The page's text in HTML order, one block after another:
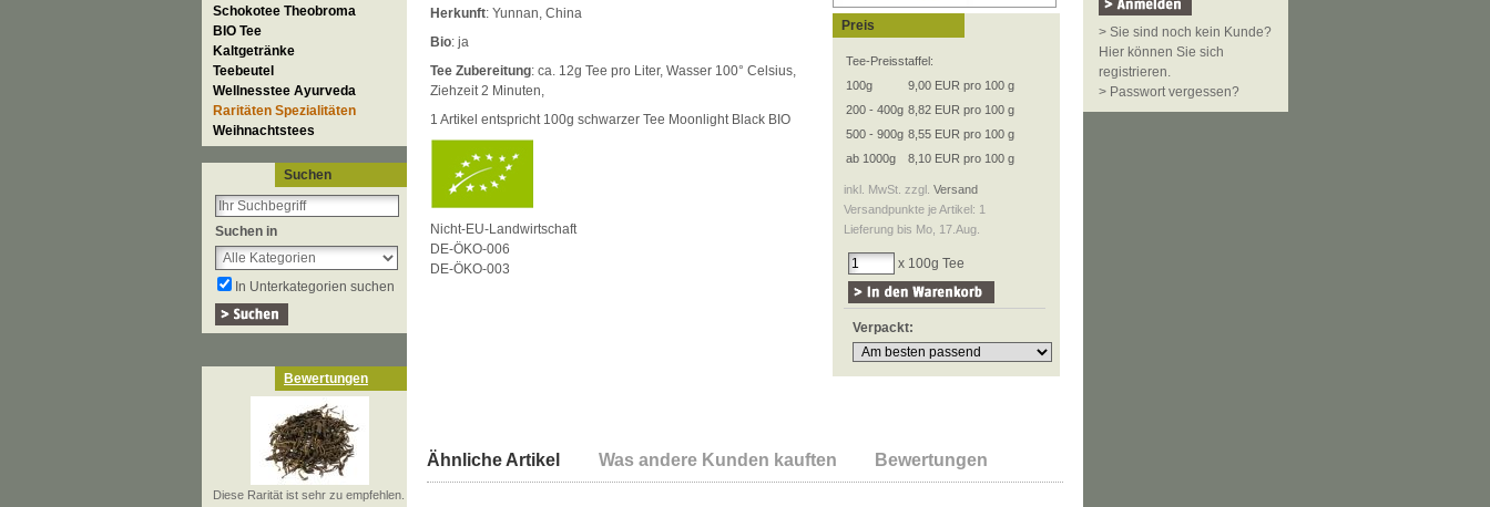
Schokotee Theobroma
BIO Tee
Kaltgetränke
Teebeutel
Wellnesstee Ayurveda
Raritäten Spezialitäten
Weihnachtstees
Suchen
Suchen in
In Unterkategorien suchen
Bewertungen
Diese Rarität ist sehr zu empfehlen.
Herkunft: Yunnan, China
Bio: ja
Tee Zubereitung: ca. 12g Tee pro Liter, Wasser 100° Celsius,
Ziehzeit 2 Minuten,
1 Artikel entspricht 100g schwarzer Tee Moonlight Black BIO
Nicht-EU-Landwirtschaft
DE-ÖKO-006
DE-ÖKO-003
Preis
Tee-Preisstaffel:
100g
9,00 EUR pro 100 g
200 - 400g 8,82 EUR pro 100 g
500 - 900g 8,55 EUR pro 100 g
ab 1000g
8,10 EUR pro 100 g
inkl. MwSt. zzgl. Versand
Versandpunkte je Artikel: 1
Lieferung bis Mo, 17.Aug.
x 100g Tee
Verpackt:
Ähnliche Artikel Was andere Kunden kauften Bewertungen
> Sie sind noch kein Kunde?
Hier können Sie sich
registrieren.
> Passwort vergessen?